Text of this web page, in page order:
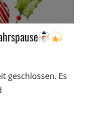
geschlossen. Es